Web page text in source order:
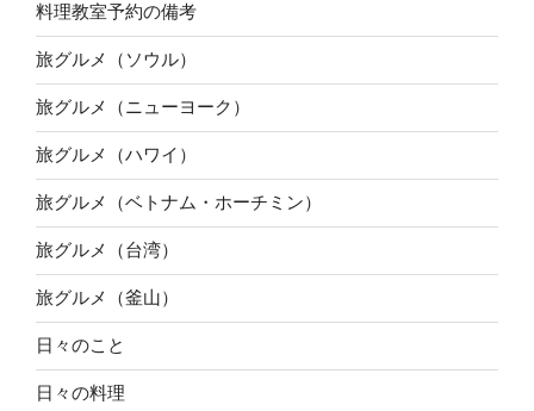
料理教室予約の備考
旅グルメ（ソウル）
旅グルメ（ニューヨーク）
旅グルメ（ハワイ）
旅グルメ（ベトナム・ホーチミン）
旅グルメ（台湾）
旅グルメ（釜山）
日々のこと
日々の料理